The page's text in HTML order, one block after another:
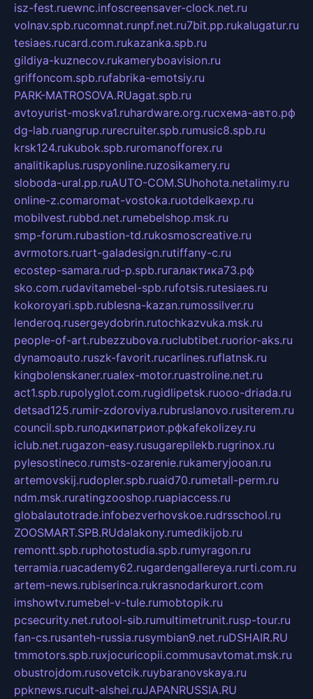
isz-fest.ruewnc.infoscreensaver-clock.net.ru
volnav.spb.rucomnat.runpf.net.ru7bit.pp.rukalugatur.ru
tesiaes.rucard.com.rukazanka.spb.ru
gildiya-kuznecov.rukameryboavision.ru
griffoncom.spb.rufabrika-emotsiy.ru
PARK-MATROSOVA.RUagat.spb.ru
avtoyurist-moskva1.ruhardware.org.ruсхема-авто.рф
dg-lab.ruangrup.rurecruiter.spb.rumusic8.spb.ru
krsk124.rukubok.spb.ruromanofforex.ru
analitikaplus.ruspyonline.ruzosikamery.ru
sloboda-ural.pp.ruAUTO-COM.SUhohota.netalimy.ru
online-z.comaromat-vostoka.ruotdelkaexp.ru
mobilvest.rubbd.net.rumebelshop.msk.ru
smp-forum.rubastion-td.rukosmoscreative.ru
avrmotors.ruart-galadesign.rutiffany-c.ru
ecostep-samara.rud-p.spb.ruгалактика73.рф
sko.com.rudavitamebel-spb.rufotsis.rutesiaes.ru
kokoroyari.spb.rublesna-kazan.rumossilver.ru
lenderoq.rusergeydobrin.rutochkazvuka.msk.ru
people-of-art.rubezzubova.ruclubtibet.ruorior-aks.ru
dynamoauto.ruszk-favorit.rucarlines.ruflatnsk.ru
kingbolenskaner.rualex-motor.ruastroline.net.ru
act1.spb.rupolyglot.com.rugidlipetsk.ruooo-driada.ru
detsad125.rumir-zdoroviya.rubruslanovo.rusiterem.ru
council.spb.ruлодкипатриот.рфkafekolizey.ru
iclub.net.rugazon-easy.rusugarepilekb.rugrinox.ru
pylesostineco.rumsts-ozarenie.rukameryjooan.ru
artemovskij.rudopler.spb.ruaid70.rumetall-perm.ru
ndm.msk.ruratingzooshop.ruapiaccess.ru
globalautotrade.infobezverhovskoe.rudrsschool.ru
ZOOSMART.SPB.RUdalakony.rumedikijob.ru
remontt.spb.ruphotostudia.spb.rumyragon.ru
terramia.ruacademy62.rugardengallereya.rurti.com.ru
artem-news.rubiserinca.rukrasnodarkurort.com
imshowtv.rumebel-v-tule.rumobtopik.ru
pcsecurity.net.rutool-sib.rumultimetrunit.rusp-tour.ru
fan-cs.rusanteh-russia.rusymbian9.net.ruDSHAIR.RU
tmmotors.spb.ruxjocuricopii.commusavtomat.msk.ru
obustrojdom.rusovetcik.ruybaranovskaya.ru
ppknews.rucult-alshei.ruJAPANRUSSIA.RU